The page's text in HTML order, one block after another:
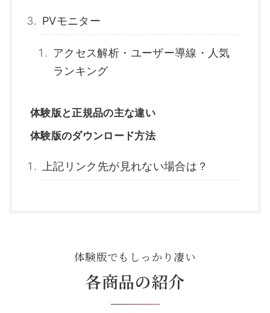
PVモニター
アクセス解析・ユーザー導線・人気
ランキング
体験版と正規品の主な違い
体験版のダウンロード方法
上記リンク先が見れない場合は？
体験版でもしっかり凄い
各商品の紹介